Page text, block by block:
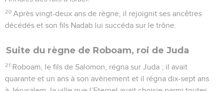
20 Après vingt-deux ans de règne, il rejoignit ses ancêtres
décédés et son fils Nadab lui succéda sur le trône.
Suite du règne de Roboam, roi de Juda
21 Roboam, le fils de Salomon, régna sur Juda ; il avait
quarante et un ans à son avènement et il régna dix-sept ans